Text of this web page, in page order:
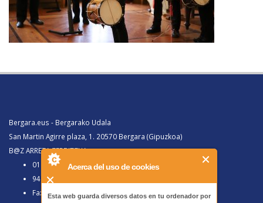
Acerca del uso de cookies
Esta web guarda diversos datos en tu ordenador por
Bergara.eus - Bergarako Udala
San Martin Agirre plaza, 1. 20570 Bergara (Gipuzkoa)
B@Z ARRETA ZERBITZUA:
010, Bergaratik deituz gero
943 77 91 00, Bergaraz kanpotik deituz gero
Faxa 943 77 91 63